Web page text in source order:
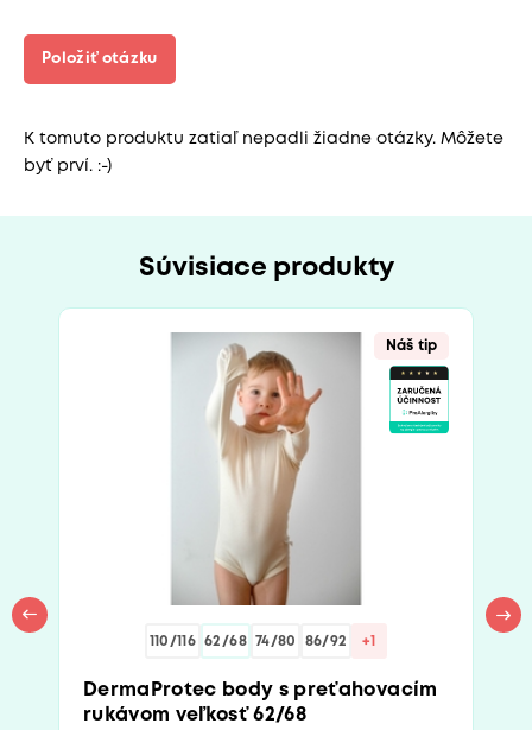
Položiť otázku
K tomuto produktu zatiaľ nepadli žiadne otázky. Môžete
byť prví. :-)
Súvisiace produkty
Náš tip
110/116 62/68 74/80 86/92 +1
DermaProtec body s preťahovacím
rukávom veľkosť 62/68